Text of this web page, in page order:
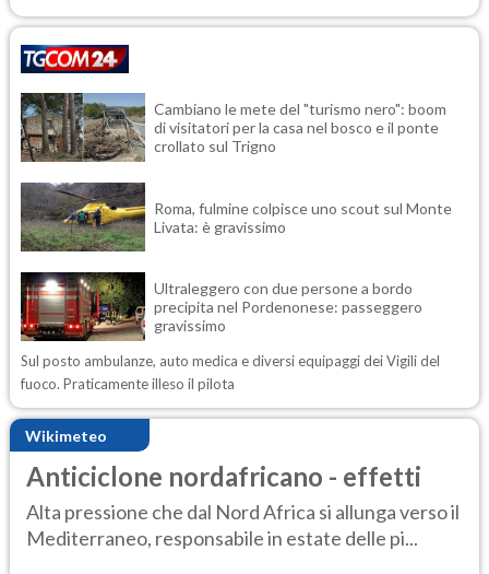
Cambiano le mete del "turismo nero": boom
di visitatori per la casa nel bosco e il ponte
crollato sul Trigno
Roma, fulmine colpisce uno scout sul Monte
Livata: è gravissimo
Ultraleggero con due persone a bordo
precipita nel Pordenonese: passeggero
gravissimo
Sul posto ambulanze, auto medica e diversi equipaggi dei Vigili del
fuoco. Praticamente illeso il pilota
Wikimeteo
Anticiclone nordafricano - effetti
Alta pressione che dal Nord Africa si allunga verso il
Mediterraneo, responsabile in estate delle pi...